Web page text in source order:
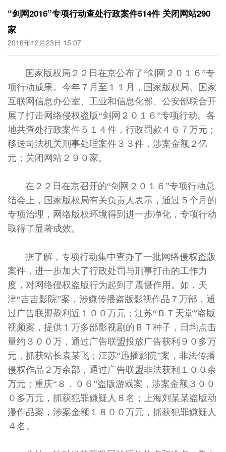
“剑网2016”专项行动查处行政案件514件 关闭网站290
家
2016年12月23日 15:07
国家版权局２２日在京公布了“剑网２０１６”专
项行动成果。今年７月至１１月，国家版权局、国家
互联网信息办公室、工业和信息化部、公安部联合开
展了打击网络侵权盗版“剑网２０１６”专项行动。各
地共查处行政案件５１４件，行政罚款４６７万元；
移送司法机关刑事处理案件３３件，涉案金额２亿
元；关闭网站２９０家。
在２２日在京召开的“剑网２０１６”专项行动总
结会上，国家版权局有关负责人表示，通过５个月的
专项治理，网络版权环境得到进一步净化，专项行动
取得了显著成效。
据了解，专项行动集中查办了一批网络侵权盗版
案件，进一步加大了行政处罚与刑事打击的工作力
度，对网络侵权盗版行为起到了震慑作用。如，天
津“吉吉影院”案，涉嫌传播盗版影视作品７万部，通
过广告联盟盈利近１００万元；江苏“ＢＴ天堂”盗版
视频案，提供１万多部影视剧的ＢＴ种子，日均点击
量约３００万，通过广告联盟投放广告获利９０多万
元，抓获站长袁某飞；江苏“迅播影院”案，非法传播
侵权作品２万余部，通过广告联盟非法获利１００余
万元；重庆“８．０６”盗版游戏案，涉案金额３００
０多万元，抓获犯罪嫌疑人８名；上海刘某某盗版动
漫作品案，涉案金额１８００万元，抓获犯罪嫌疑人
４名。